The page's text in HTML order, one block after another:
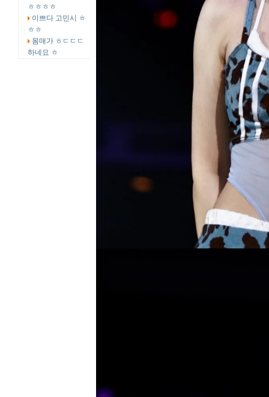
ㅎㅎㅎㅎ
이쁘다 고민시 ㅎ
ㅎㅎ
몸매가 ㅎㄷㄷㄷ
하네요 ㅎ